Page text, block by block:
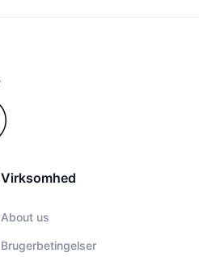
Virksomhed
About us
Brugerbetingelser